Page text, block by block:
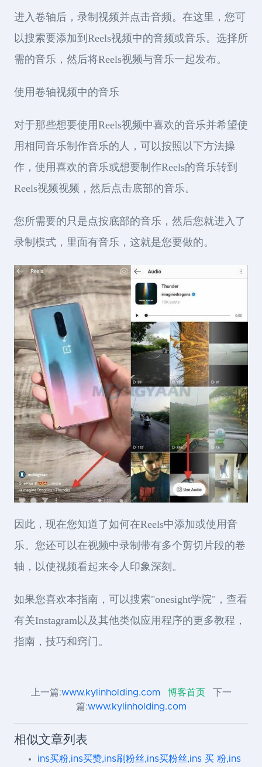
进入卷轴后，录制视频并点击音频。在这里，您可
以搜索要添加到Reels视频中的音频或音乐。选择所
需的音乐，然后将Reels视频与音乐一起发布。
使用卷轴视频中的音乐
对于那些想要使用Reels视频中喜欢的音乐并希望使
用相同音乐制作音乐的人，可以按照以下方法操
作，使用喜欢的音乐或想要制作Reels的音乐转到
Reels视频视频，然后点击底部的音乐。
您所需要的只是点按底部的音乐，然后您就进入了
录制模式，里面有音乐，这就是您要做的。
因此，现在您知道了如何在Reels中添加或使用音
乐。您还可以在视频中录制带有多个剪切片段的卷
轴，以使视频看起来令人印象深刻。
如果您喜欢本指南，可以搜索"onesight学院"，查看
有关Instagram以及其他类似应用程序的更多教程，
指南，技巧和窍门。
上一篇:www.kylinholding.com 博客首页
下一
篇:www.kylinholding.com
相似文章列表
ins买粉,ins买赞,ins刷粉丝,ins买粉丝,ins 买 粉,ins